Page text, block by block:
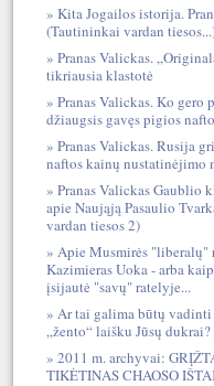
Kita Jogailos istorija.
(Tautininkai vardan
Pranas Valickas.
tikriausia klastotė
Pranas Valickas. Ko gero
džiaugsis gavęs pigios
Pranas Valickas. Rusija
naftos kainų nustatinėjimo
Pranas Valickas Gaublio
apie Naująją Pasaulio
vardan tiesos 2)
Apie Musmirės "liberalų"
Kazimieras Uoka - arba
įsijautė "savų" ratelyje...
Ar tai galima būtų
„žento“ laišku Jūsų dukrai?
2011 m. archyvai:
TIKĖTINAS CHAOSO